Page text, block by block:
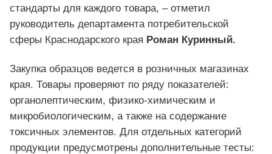
стандарты для каждого товара, – отметил
руководитель департамента потребительской
сферы Краснодарского края Роман Куринный.
Закупка образцов ведется в розничных магазинах
края. Товары проверяют по ряду показателей:
органолептическим, физико‑химическим и
микробиологическим, а также на содержание
токсичных элементов. Для отдельных категорий
продукции предусмотрены дополнительные тесты: